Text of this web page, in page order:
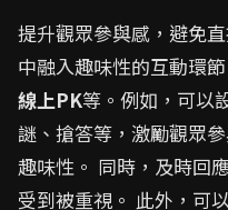
提升觀眾參與感，避免
中融入趣味性的互動環
線上PK等。例如，可以
謎、搶答等，激勵觀眾
趣味性。 同時，及時回
受到被重視。 此外，可